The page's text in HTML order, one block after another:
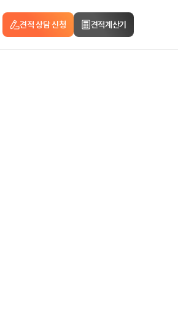
견적 상담 신청 견적계산기